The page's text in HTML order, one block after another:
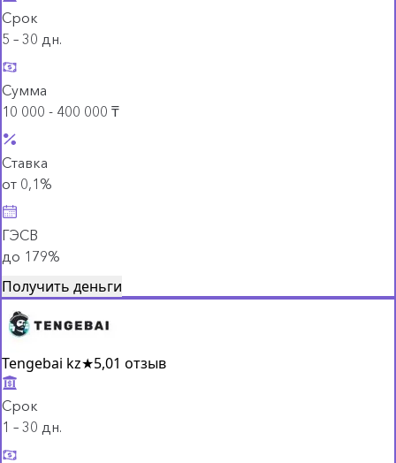
Срок
5 – 30 дн.
Сумма
10 000 - 400 000 ₸
Ставка
от 0,1%
ГЭСВ
до 179%
Получить деньги
Tengebai kz★5,01 отзыв
Срок
1 – 30 дн.